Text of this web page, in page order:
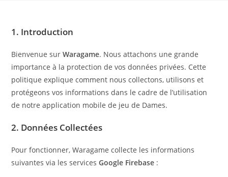
1. Introduction
Bienvenue surWaragame. Nous attachons une grande
importance à la protection de vos données privées. Cette
politique explique comment nous collectons, utilisons et
protégeons vos informations dans le cadre de l’utilisation
de notre application mobile de jeu de Dames.
2. Données Collectées
Pour fonctionner, Waragame collecte les informations
suivantes via les servicesGoogle Firebase :